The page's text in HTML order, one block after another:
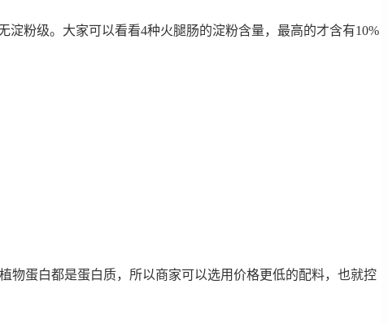
粉级。大家可以看看4种火腿肠的淀粉含量，最高的才含有10%
物蛋白都是蛋白质，所以商家可以选用价格更低的配料，也就控